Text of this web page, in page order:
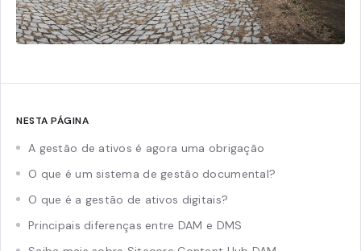
NESTA PÁGINA
A gestão de ativos é agora uma obrigação
O que é um sistema de gestão documental?
O que é a gestão de ativos digitais?
Principais diferenças entre DAM e DMS